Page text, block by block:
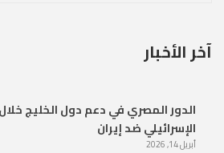
آخر الأخبار
الدور المصري في دعم دول الخليج
الإسرائيلي ضد إيران
أبريل 14, 2026